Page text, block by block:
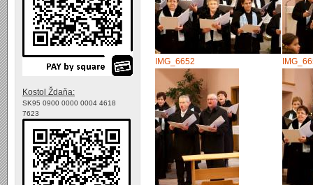
IMG_6652
Kostol Ždaňa:
SK95 0900 0000 0004 4618
7623